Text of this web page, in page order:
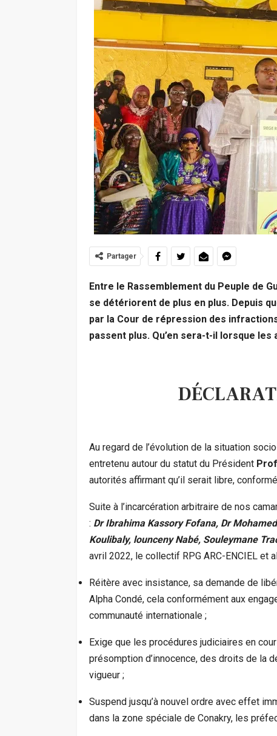
Partager
Entre le Rassemblement du Peuple de
se détériorent de plus en plus. Depuis
par la Cour de répression des
passent plus. Qu’en sera-t-il lorsque
Au regard de l’évolution de la situation
entretenu autour du statut du Président
autorités affirmant qu’il serait libre,
Suite à l’incarcération arbitraire de nos
: Dr Ibrahima Kassory Fofana, Dr
Koulibaly, lounceny Nabé, Souleymane
avril 2022, le collectif RPG ARC-ENCIEL et
Réitère avec insistance, sa demande de
Alpha Condé, cela conformément aux
communauté internationale ;
Exige que les procédures judiciaires en
présomption d’innocence, des droits de la
vigueur ;
Suspend jusqu’à nouvel ordre avec effet
dans la zone spéciale de Conakry, les